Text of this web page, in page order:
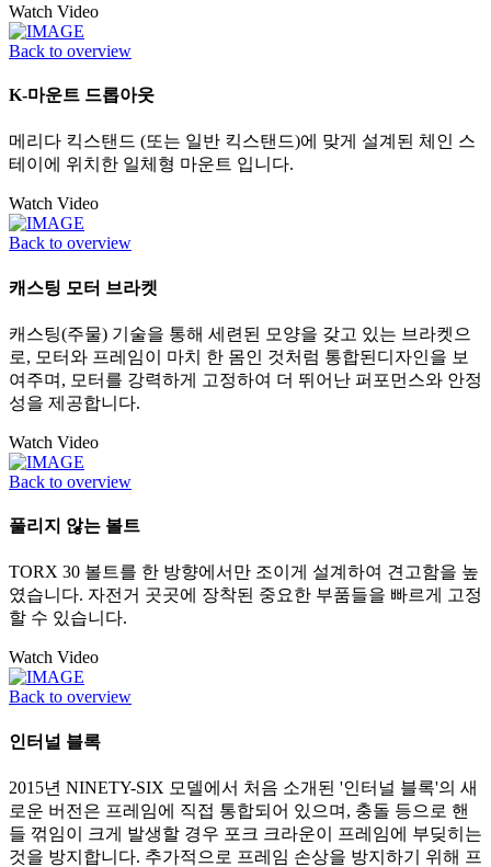
Watch Video
Back to overview
K-마운트 드롭아웃
메리다 킥스탠드 (또는 일반 킥스탠드)에 맞게 설계된 체인 스
테이에 위치한 일체형 마운트 입니다.
Watch Video
Back to overview
캐스팅 모터 브라켓
캐스팅(주물) 기술을 통해 세련된 모양을 갖고 있는 브라켓으
로, 모터와 프레임이 마치 한 몸인 것처럼 통합된디자인을 보
여주며, 모터를 강력하게 고정하여 더 뛰어난 퍼포먼스와 안정
성을 제공합니다.
Watch Video
Back to overview
풀리지 않는 볼트
TORX 30 볼트를 한 방향에서만 조이게 설계하여 견고함을 높
였습니다. 자전거 곳곳에 장착된 중요한 부품들을 빠르게 고정
할 수 있습니다.
Watch Video
Back to overview
인터널 블록
2015년 NINETY-SIX 모델에서 처음 소개된 '인터널 블록'의 새
로운 버전은 프레임에 직접 통합되어 있으며, 충돌 등으로 핸
들 꺾임이 크게 발생할 경우 포크 크라운이 프레임에 부딪히는
것을 방지합니다. 추가적으로 프레임 손상을 방지하기 위해 프